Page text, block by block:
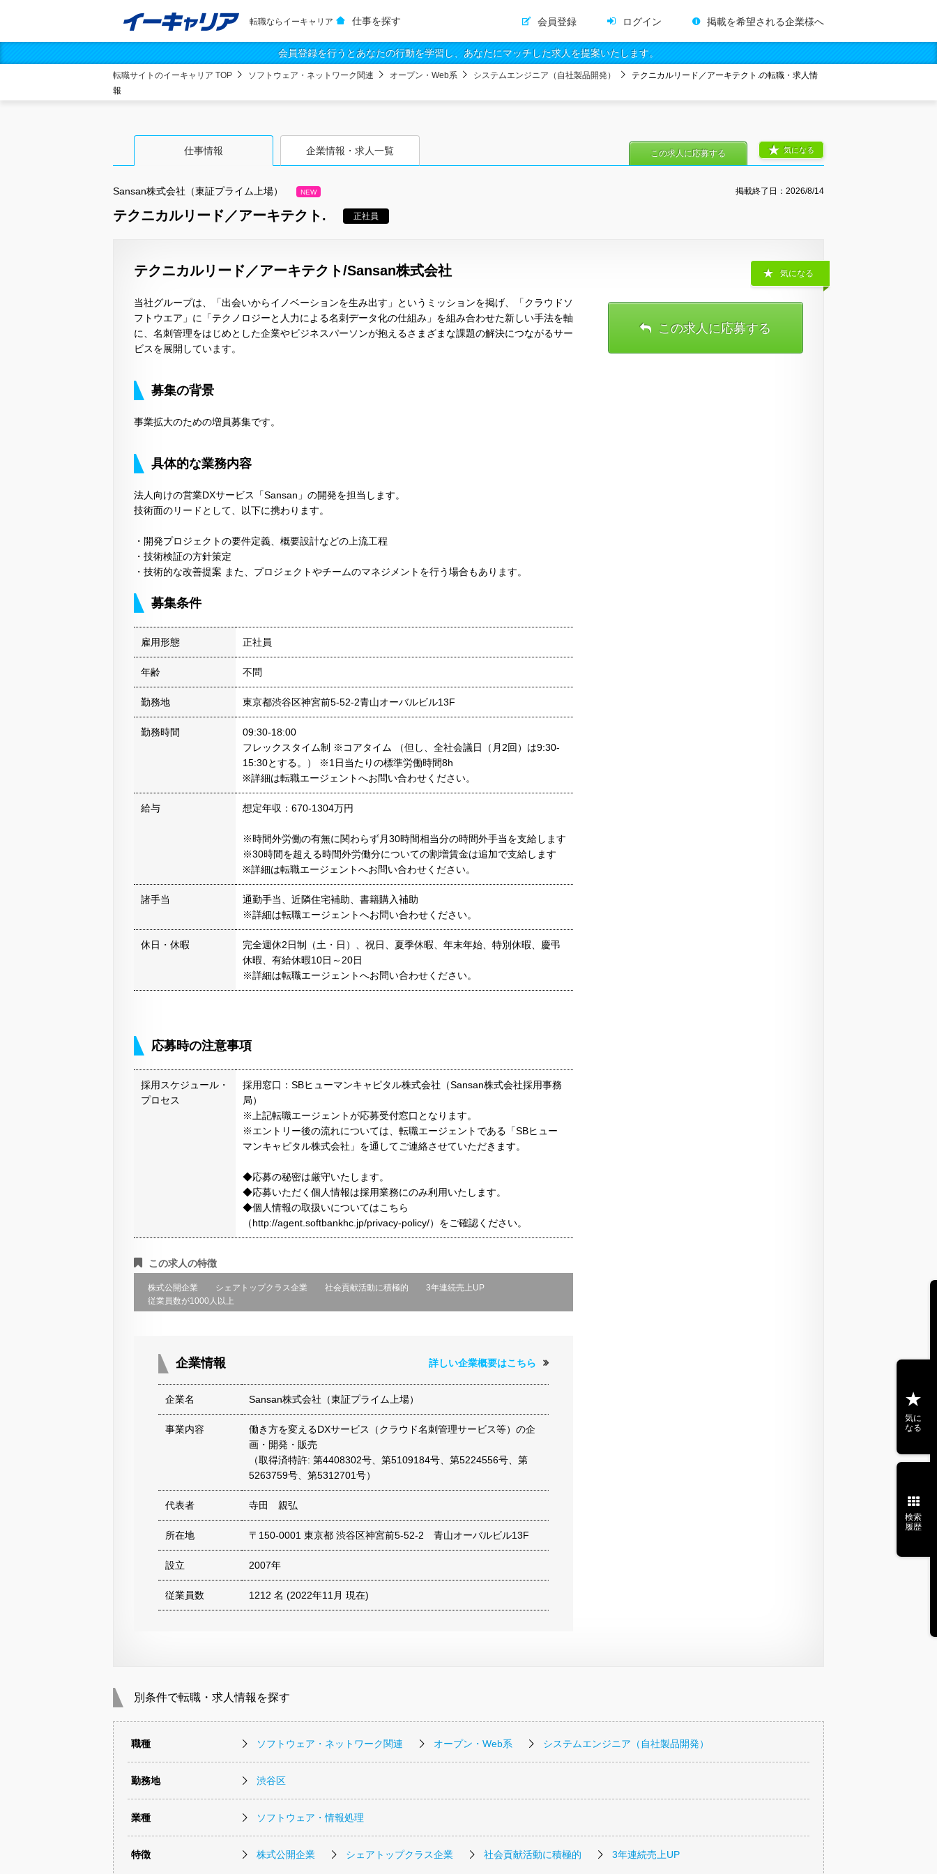
転職ならイーキャリア 仕事を探す 会員登録 ログイン 掲載を希望される企業様へ
会員登録を行うとあなたの行動を学習し、あなたにマッチした求人を提案いたします。
転職サイトのイーキャリア TOP ソフトウェア・ネットワーク関連 オープン・Web系 システムエンジニア（自社製品開発）
テクニカルリード／アーキテクト.の転職・求人情
報
仕事情報 企業情報・求人一覧
Sansan株式会社（東証プライム上場） NEW 掲載終了日： 2026/8/14
テクニカルリード／アーキテクト. 正社員
気になる
この求人に応募する
テクニカルリード／アーキテクト/Sansan株式会社
当社グループは、「出会いからイノベーションを生み出す」というミッションを掲げ、「クラウドソ
フトウエア」に「テクノロジーと人力による名刺データ化の仕組み」を組み合わせた新しい手法を軸
に、名刺管理をはじめとした企業やビジネスパーソンが抱えるさまざまな課題の解決につながるサー
ビスを展開しています。
募集の背景
事業拡大のための増員募集です。
具体的な業務内容
法人向けの営業DXサービス「Sansan」の開発を担当します。
技術面のリードとして、以下に携わります。
・開発プロジェクトの要件定義、概要設計などの上流工程
・技術検証の方針策定
・技術的な改善提案 また、プロジェクトやチームのマネジメントを行う場合もあります。
募集条件
雇用形態 正社員
年齢 不問
勤務地 東京都渋谷区神宮前5-52-2青山オーバルビル13F
勤務時間
09:30-18:00
フレックスタイム制 ※コアタイム （但し、全社会議日（月2回）は9:30-
15:30とする。） ※1日当たりの標準労働時間8h
※詳細は転職エージェントへお問い合わせください。
給与 想定年収：670-1304万円
※時間外労働の有無に関わらず月30時間相当分の時間外手当を支給します
※30時間を超える時間外労働分についての割増賃金は追加で支給します
※詳細は転職エージェントへお問い合わせください。
諸手当
通勤手当、近隣住宅補助、書籍購入補助
※詳細は転職エージェントへお問い合わせください。
休日・休暇
完全週休2日制（土・日）、祝日、夏季休暇、年末年始、特別休暇、慶弔
休暇、有給休暇10日～20日
※詳細は転職エージェントへお問い合わせください。
応募時の注意事項
採用スケジュール・
プロセス
採用窓口：SBヒューマンキャピタル株式会社（Sansan株式会社採用事務
局）
※上記転職エージェントが応募受付窓口となります。
※エントリー後の流れについては、転職エージェントである「SBヒュー
マンキャピタル株式会社」を通してご連絡させていただきます。
◆応募の秘密は厳守いたします。
◆応募いただく個人情報は採用業務にのみ利用いたします。
◆個人情報の取扱いについてはこちら
（http://agent.softbankhc.jp/privacy-policy/）をご確認ください。
この求人の特徴
株式公開企業 シェアトップクラス企業 社会貢献活動に積極的
3年連続売上UP
従業員数が1000人以上
企業情報 詳しい企業概要はこちら
企業名 Sansan株式会社（東証プライム上場）
事業内容
働き方を変えるDXサービス（クラウド名刺管理サービス等）の企
画・開発・販売
（取得済特許: 第4408302号、第5109184号、第5224556号、第
5263759号、第5312701号）
代表者 寺田 親弘
所在地 〒150-0001 東京都 渋谷区神宮前5-52-2 青山オーバルビル13F
設立 2007年
従業員数 1212 名 (2022年11月 現在)
気になる
この求人に応募する
別条件で転職・求人情報を探す
職種 ソフトウェア・ネットワーク関連 オープン・Web系 システムエンジニア（自社製品開発）
勤務地 渋谷区
業種 ソフトウェア・情報処理
特徴 株式公開企業 シェアトップクラス企業 社会貢献活動に積極的 3年連続売上UP
気に
なる
検索
履歴